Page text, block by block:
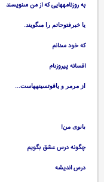
به روزنامه‏هايى كه از من مى‏نويسند
يا خبرفتوحاتم را مى‏گويند.
كه خود مى‏دانم‏
افسانه پيروزى‏ام‏
از مرمر و ياقوتسينه‏هاست...
بانوى من !
چگونه درس عشق بگويم‏
درس انديشه‏